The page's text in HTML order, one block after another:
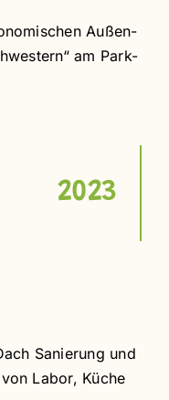
Außen-
am Park-
2023
Sanierung und
Labor, Küche